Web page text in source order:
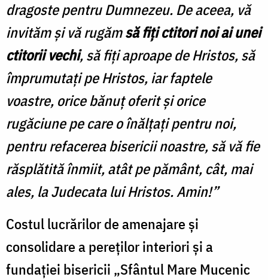
dragoste pentru Dumnezeu. De aceea, vă
invităm și vă rugămsă fiți ctitori noi ai unei
ctitorii vechi, să fiți aproape de Hristos, să
împrumutați pe Hristos, iar faptele
voastre, orice bănuț oferit și orice
rugăciune pe care o înălțați pentru noi,
pentru refacerea bisericii noastre, să vă fie
răsplătită înmiit, atât pe pământ, cât, mai
ales, la Judecata lui Hristos. Amin!”
Costul lucrărilor de amenajare și
consolidare a pereților interiori și a
fundației bisericii „Sfântul Mare Mucenic